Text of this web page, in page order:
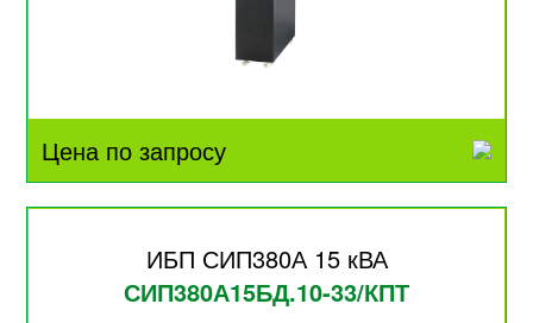
Цена по запросу
ИБП СИП380А 15 кВА
СИП380А15БД.10-33/КПТ